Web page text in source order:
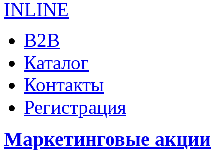
B2B
Каталог
Контакты
Регистрация
Маркетинговые акции